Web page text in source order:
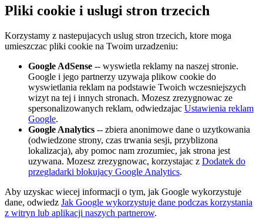
Pliki cookie i uslugi stron trzecich
Korzystamy z nastepujacych uslug stron trzecich, ktore moga
umieszczac pliki cookie na Twoim urzadzeniu:
Google AdSense -- wyswietla reklamy na naszej stronie.
Google i jego partnerzy uzywaja plikow cookie do
wyswietlania reklam na podstawie Twoich wczesniejszych
wizyt na tej i innych stronach. Mozesz zrezygnowac ze
spersonalizowanych reklam, odwiedzajac Ustawienia reklam
Google.
Google Analytics -- zbiera anonimowe dane o uzytkowania
(odwiedzone strony, czas trwania sesji, przyblizona
lokalizacja), aby pomoc nam zrozumiec, jak strona jest
uzywana. Mozesz zrezygnowac, korzystajac z Dodatek do
przegladarki blokujacy Google Analytics.
Aby uzyskac wiecej informacji o tym, jak Google wykorzystuje
dane, odwiedz Jak Google wykorzystuje dane podczas korzystania
z witryn lub aplikacji naszych partnerow.